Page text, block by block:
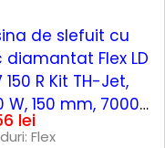
de slefuit cu
diamantat Flex LD
150 R Kit TH-Jet,
W, 150 mm, 7000
lei
Flex